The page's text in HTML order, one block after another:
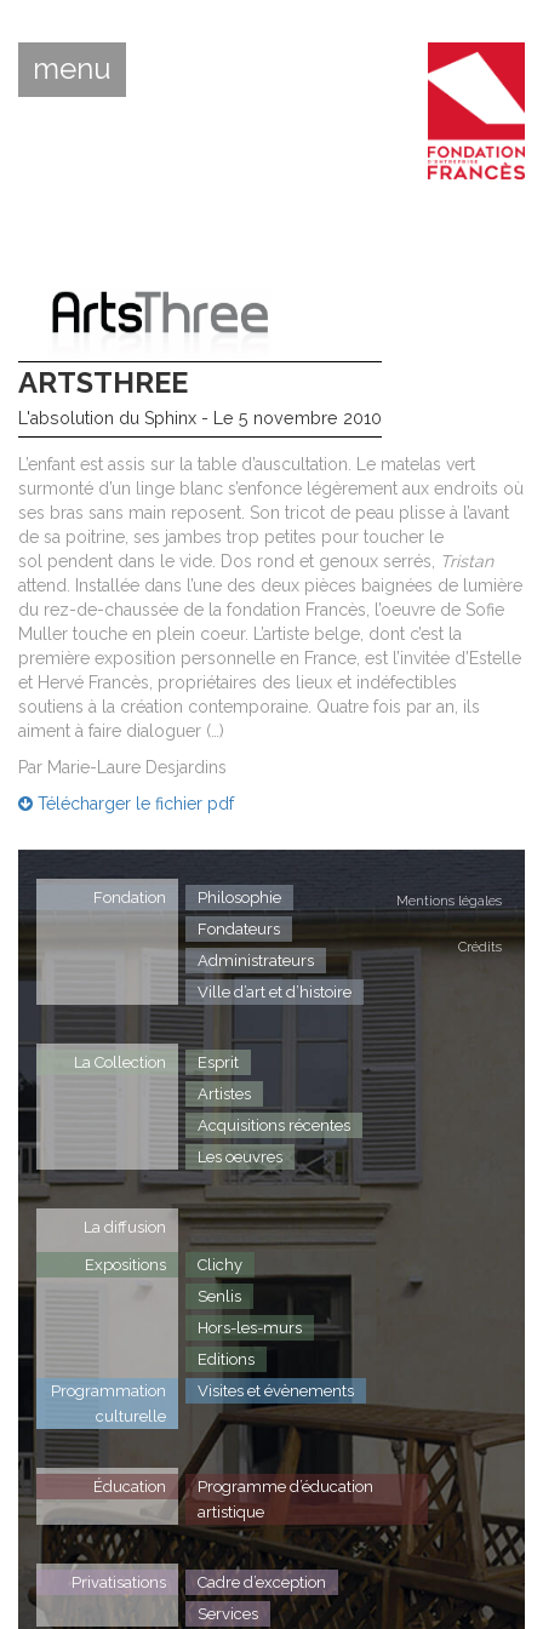
menu
ARTSTHREE
L'absolution du Sphinx - Le 5 novembre 2010
L’enfant est assis sur la table d’auscultation. Le matelas vert
surmonté d’un linge blanc s’enfonce légèrement aux endroits où
ses bras sans main reposent. Son tricot de peau plisse à l’avant
de sa poitrine, ses jambes trop petites pour toucher le
sol pendent dans le vide. Dos rond et genoux serrés,
Tristan
attend. Installée dans l’une des deux pièces baignées de lumière
du rez-de-chaussée de la fondation Francès, l’oeuvre de Sofie
Muller touche en plein coeur. L’artiste belge, dont c’est la
première exposition personnelle en France, est l’invitée d’Estelle
et Hervé Francès, propriétaires des lieux et indéfectibles
soutiens à la création contemporaine. Quatre fois par an, ils
aiment à faire dialoguer (…)
Par Marie-Laure Desjardins
Télécharger le fichier pdf
Mentions légales
Crédits
Fondation
Philosophie
Fondateurs
Administrateurs
Ville d’art et d’histoire
La Collection
Esprit
Artistes
Acquisitions récentes
Les oeuvres
La diffusion
Expositions
Clichy
Senlis
Hors-les-murs
Editions
Programmation
culturelle
Visites et évènements
Éducation
Programme d’éducation
artistique
Privatisations
Cadre d’exception
Services